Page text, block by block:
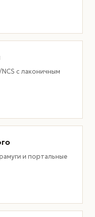
с лаконичным
и портальные